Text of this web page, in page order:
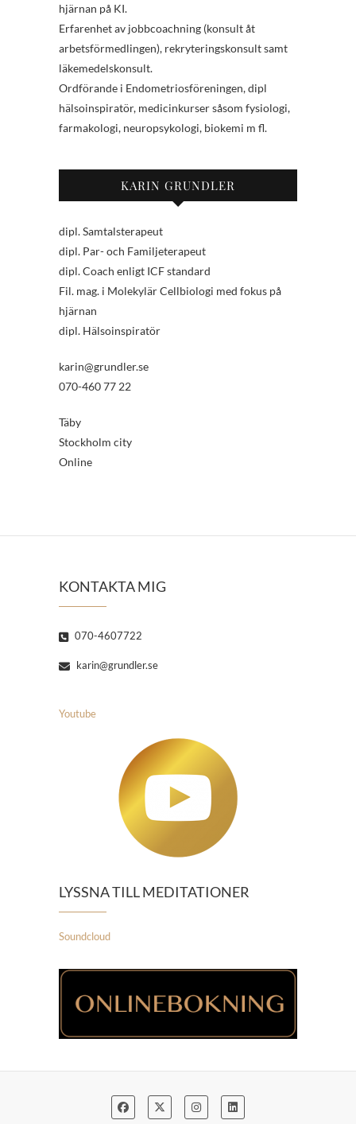
hjärnan på KI.
Erfarenhet av jobbcoachning (konsult åt
arbetsförmedlingen), rekryteringskonsult samt
läkemedelskonsult.
Ordförande i Endometriosföreningen, dipl
hälsoinspiratör, medicinkurser såsom fysiologi,
farmakologi, neuropsykologi, biokemi m fl.
KARIN GRUNDLER
dipl. Samtalsterapeut
dipl. Par- och Familjeterapeut
dipl. Coach enligt ICF standard
Fil. mag. i Molekylär Cellbiologi med fokus på
hjärnan
dipl. Hälsoinspiratör
karin@grundler.se
070-460 77 22
Täby
Stockholm city
Online
KONTAKTA MIG
070-4607722
karin@grundler.se
Youtube
LYSSNA TILL MEDITATIONER
Soundcloud